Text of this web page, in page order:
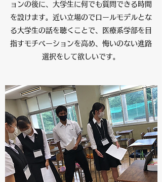
ョンの後に、大学生に何でも質問できる時間
を設けます。近い立場のでロールモデルとな
る大学生の話を聴くことで、医療系学部を目
指すモチベーションを高め、悔いのない進路
選択をして欲しいです。